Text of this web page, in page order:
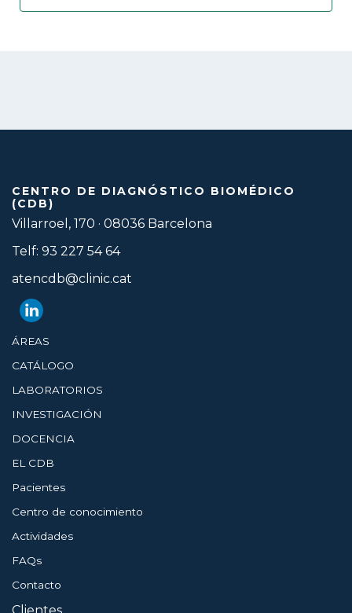
CENTRO DE DIAGNÓSTICO BIOMÉDICO
(CDB)
Villarroel, 170 · 08036 Barcelona
Telf: 93 227 54 64
atencdb@clinic.cat
ÁREAS
CATÁLOGO
LABORATORIOS
INVESTIGACIÓN
DOCENCIA
EL CDB
Pacientes
Centro de conocimiento
Actividades
FAQs
Contacto